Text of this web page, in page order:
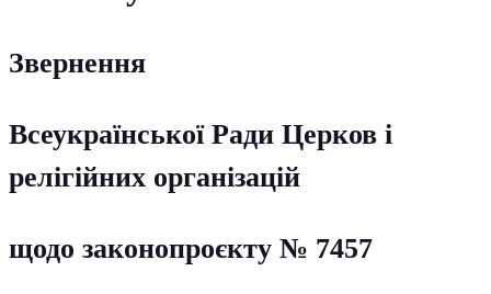
Звернення
Всеукраїнської Ради Церков і
релігійних організацій
щодо законопроєкту № 7457